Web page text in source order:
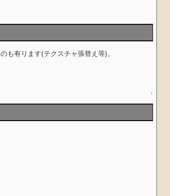
も有ります(テクスチャ張替え等)。
↑